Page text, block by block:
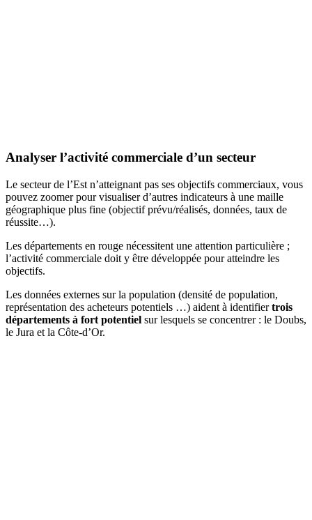
Analyser l’activité commerciale d’un secteur
Le secteur de l’Est n’atteignant pas ses objectifs commerciaux, vous
pouvez zoomer pour visualiser d’autres indicateurs à une maille
géographique plus fine (objectif prévu/réalisés, données, taux de
réussite…).
Les départements en rouge nécessitent une attention particulière ;
l’activité commerciale doit y être développée pour atteindre les
objectifs.
Les données externes sur la population (densité de population,
représentation des acheteurs potentiels …) aident à identifiertrois
départements à fort potentiel sur lesquels se concentrer : le Doubs,
le Jura et la Côte-d’Or.